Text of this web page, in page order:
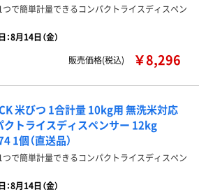
つで簡単計量できるコンパクトライスディスペン
8月14日（金）
販売価格(税込)
￥8,296
米びつ 1合計量 10kg用 無洗米対応
クトライスディスペンサー 12kg
1個（直送品）
つで簡単計量できるコンパクトライスディスペン
8月14日（金）